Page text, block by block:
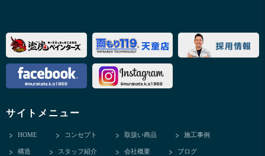
サイトメニュー
HOME コンセプト 取扱い商品 施工事例
構造 スタッフ紹介 会社概要 ブログ